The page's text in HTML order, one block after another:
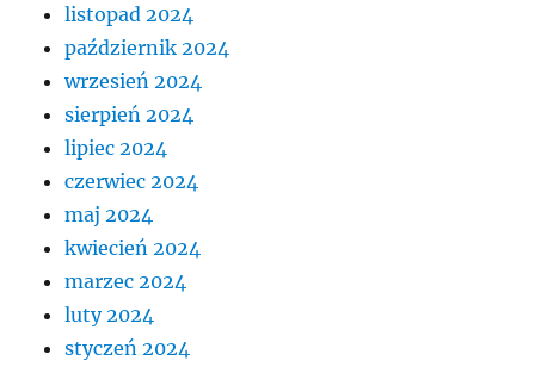
listopad 2024
październik 2024
wrzesień 2024
sierpień 2024
lipiec 2024
czerwiec 2024
maj 2024
kwiecień 2024
marzec 2024
luty 2024
styczeń 2024